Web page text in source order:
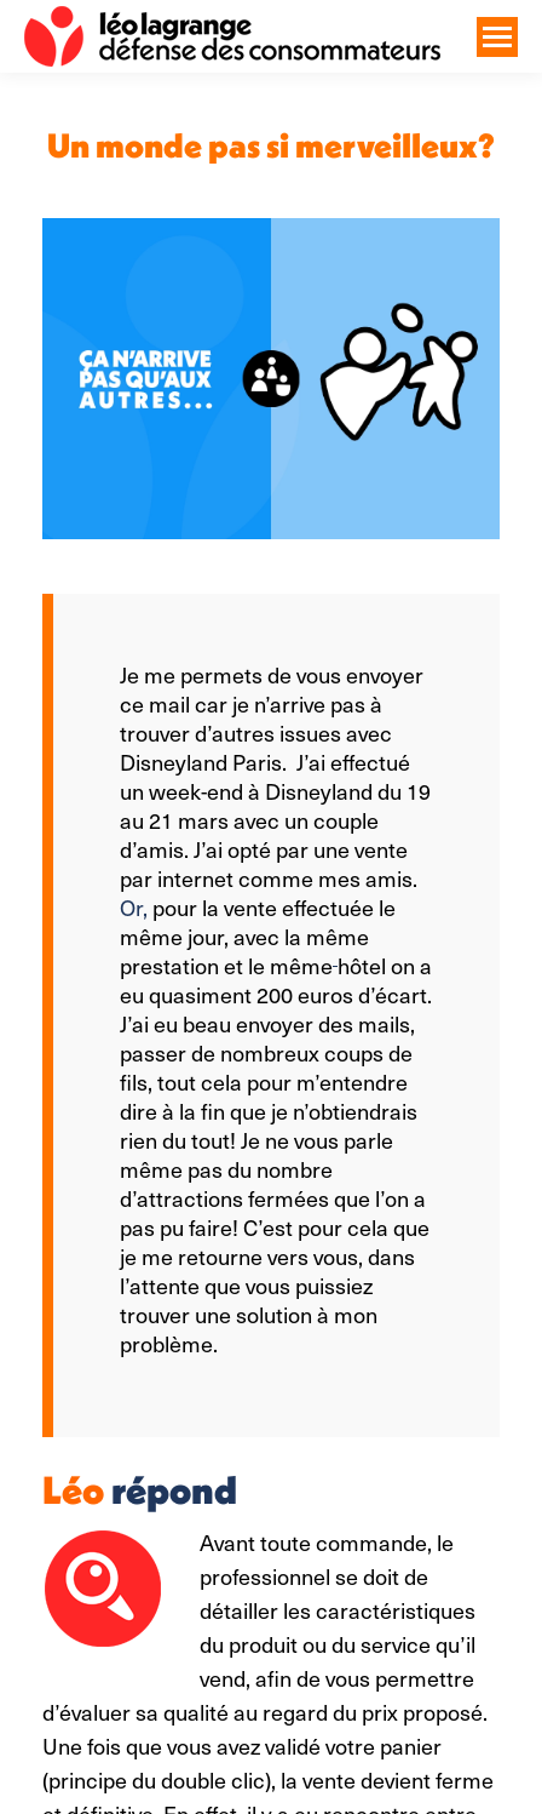
Un monde pas si merveilleux?
Je me permets de vous envoyer
ce mail car je n’arrive pas à
trouver d’autres issues avec
Disneyland Paris. J’ai effectué
un week-end à Disneyland du 19
au 21 mars avec un couple
d’amis. J’ai opté par une vente
par internet comme mes amis.
Or, pour la vente effectuée le
même jour, avec la même
prestation et le mêmehôtel on a
eu quasiment 200 euros d’écart.
J’ai eu beau envoyer des mails,
passer de nombreux coups de
fils, tout cela pour m’entendre
dire à la fin que je n’obtiendrais
rien du tout! Je ne vous parle
même pas du nombre
d’attractions fermées que l’on a
pas pu faire! C’est pour cela que
je me retourne vers vous, dans
l’attente que vous puissiez
trouver une solution à mon
problème.
Léorépond
Avant toute commande, le
professionnel se doit de
détailler les caractéristiques
du produit ou du service qu’il
vend, afin de vous permettre
d’évaluer sa qualité au regard du prix proposé.
Une fois que vous avez validé votre panier
(principe du double clic), la vente devient ferme